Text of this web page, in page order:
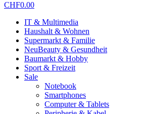
CHF0.00
IT & Multimedia
Haushalt & Wohnen
Supermarkt & Familie
NeuBeauty & Gesundheit
Baumarkt & Hobby
Sport & Freizeit
Sale
Notebook
Smartphones
Computer & Tablets